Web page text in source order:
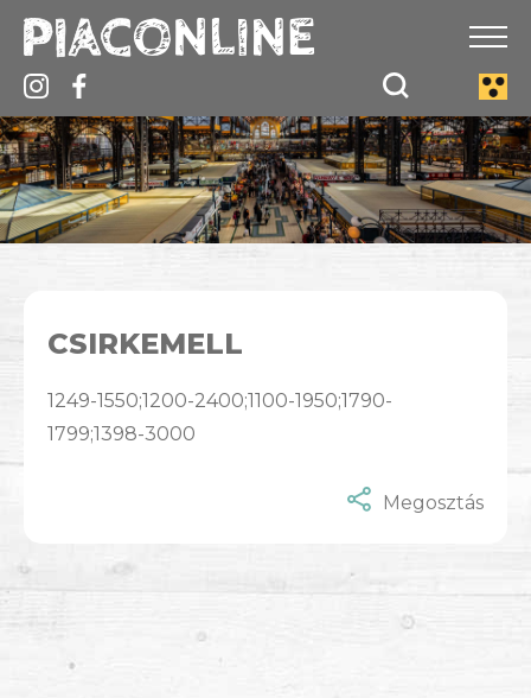
CSIRKEMELL
1249-1550;1200-2400;1100-1950;1790-
1799;1398-3000
Megosztás